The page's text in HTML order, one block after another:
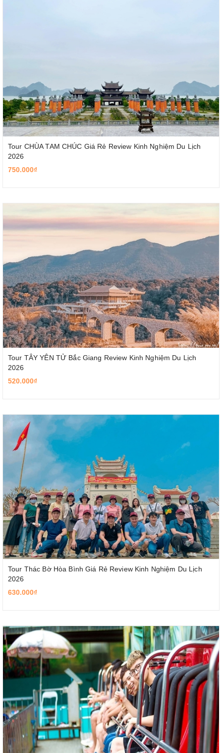
Tour CHÙA TAM CHÚC Giá Rẻ Review Kinh Nghiệm Du Lịch
2026
750.000₫
Tour TÂY YÊN TỬ Bắc Giang Review Kinh Nghiệm Du Lịch
2026
520.000₫
Tour Thác Bờ Hòa Bình Giá Rẻ Review Kinh Nghiệm Du Lịch
2026
630.000₫